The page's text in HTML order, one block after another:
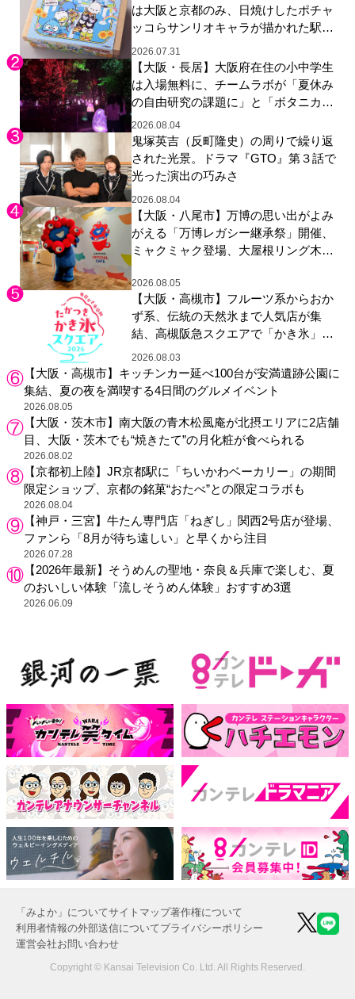
は大阪と京都のみ、日焼けしたポチャ
ッコらサンリオキャラが描かれた駅弁
やグッズが登場
2026.07.31
【大阪・長居】大阪府在住の小中学生
は入場無料に、チームラボが「夏休み
の自由研究の課題に」と「ボタニカル
ガーデン 大阪」へ招待
2026.08.04
鬼塚英吉（反町隆史）の周りで繰り返
された光景。ドラマ『GTO』第３話で
光った演出の巧みさ
2026.08.04
【大阪・八尾市】万博の思い出がよみ
がえる「万博レガシー継承祭」開催、
ミャクミャク登場、大屋根リング木材
展示も
2026.08.05
【大阪・高槻市】フルーツ系からおか
ず系、伝統の天然氷まで人気店が集
結、高槻阪急スクエアで「かき氷」祭
り
2026.08.03
【大阪・高槻市】キッチンカー延べ100台が安満遺跡公園に
集結、夏の夜を満喫する4日間のグルメイベント
2026.08.05
【大阪・茨木市】南大阪の青木松風庵が北摂エリアに2店舗
目、大阪・茨木でも“焼きたて”の月化粧が食べられる
2026.08.02
【京都初上陸】JR京都駅に「ちいかわベーカリー」の期間
限定ショップ、京都の銘菓“おたべ”との限定コラボも
2026.08.04
【神戸・三宮】牛たん専門店「ねぎし」関西2号店が登場、
ファンら「8月が待ち遠しい」と早くから注目
2026.07.28
【2026年最新】そうめんの聖地・奈良＆兵庫で楽しむ、夏
のおいしい体験「流しそうめん体験」おすすめ3選
2026.06.09
「みよか」についてサイトマップ著作権について
利用者情報の外部送信についてプライバシーポリシー
運営会社お問い合わせ
Copyright © Kansai Television Co. Ltd. All Rights Reserved.